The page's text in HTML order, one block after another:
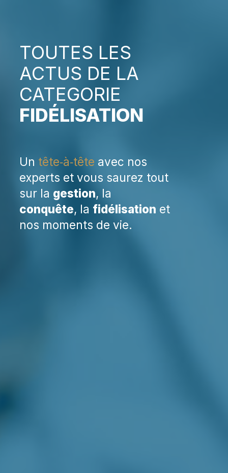
TOUTES LES
ACTUS DE LA
CATEGORIE
FIDÉLISATION
Un tête‑à‑tête avec nos
experts et vous saurez tout
sur la gestion, la
conquête, la fidélisation et
nos moments de vie.